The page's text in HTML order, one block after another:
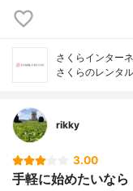
さくらインター
さくらのレンタ
rikky
3.00
手軽に始めたいなら